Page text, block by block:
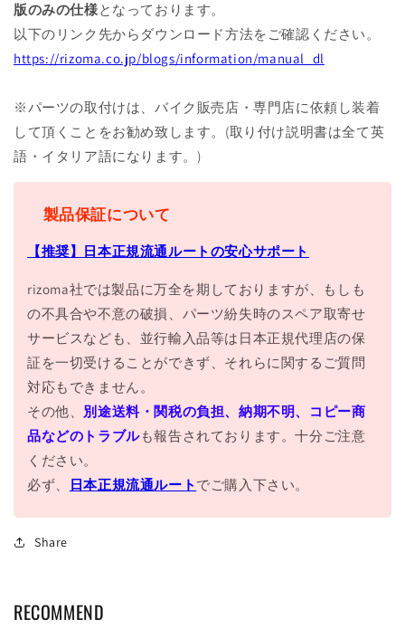
版のみの仕様となっております。
以下のリンク先からダウンロード方法をご確認ください。
https://rizoma.co.jp/blogs/information/manual_dl
※パーツの取付けは、バイク販売店・専門店に依頼し装着
して頂くことをお勧め致します。(取り付け説明書は全て英
語・イタリア語になります。)
製品保証について
【推奨】日本正規流通ルートの安心サポート
rizoma社では製品に万全を期しておりますが、もしも
の不具合や不意の破損、パーツ紛失時のスペア取寄せ
サービスなども、並行輸入品等は日本正規代理店の保
証を一切受けることができず、それらに関するご質問
対応もできません。
その他、 別途送料・関税の負担、納期不明、コピー商
品などのトラブルも報告されております。十分ご注意
ください。
必ず、
日本正規流通ルート でご購入下さい。
Share
RECOMMEND